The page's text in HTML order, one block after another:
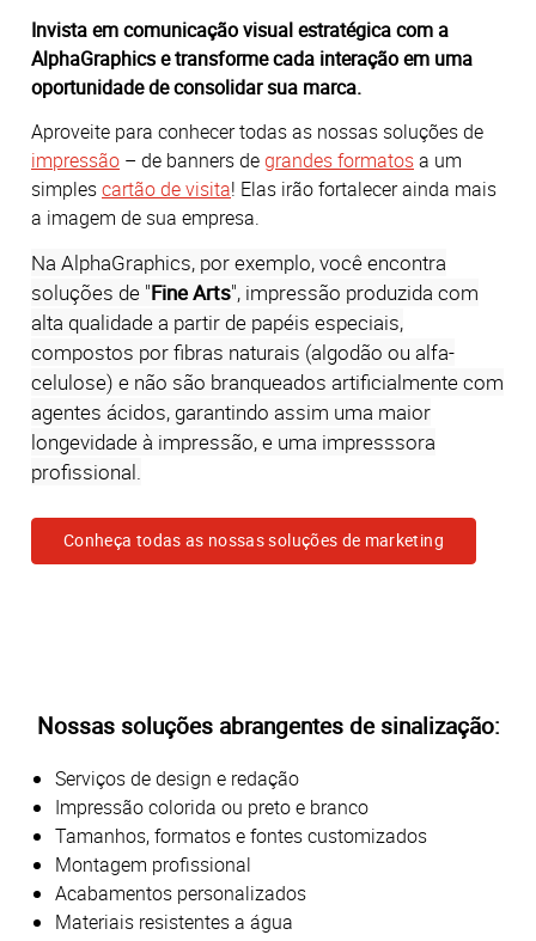
Invista em comunicação visual estratégica com a
AlphaGraphics e transforme cada interação em uma
oportunidade de consolidar sua marca.
Aproveite para conhecer todas as nossas soluções de
impressão – de banners degrandes formatosa um
simplescartão de visita! Elas irão fortalecer ainda mais
a imagem de sua empresa.
Na AlphaGraphics, por exemplo, você encontra
soluções de "Fine Arts", impressão produzida com
alta qualidade a partir de papéis especiais,
compostos por fibras naturais (algodão ou alfa-
celulose) e não são branqueados artificialmente com
agentes ácidos, garantindo assim uma maior
longevidade à impressão, e uma impresssora
profissional.
Conheça todas as nossas soluções de marketing
Nossas soluções abrangentes de sinalização:
Serviços de design e redação
Impressão colorida ou preto e branco
Tamanhos, formatos e fontes customizados
Montagem profissional
Acabamentos personalizados
Materiais resistentes a água